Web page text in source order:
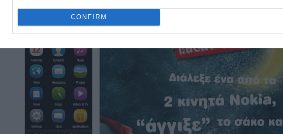
CONFIRM